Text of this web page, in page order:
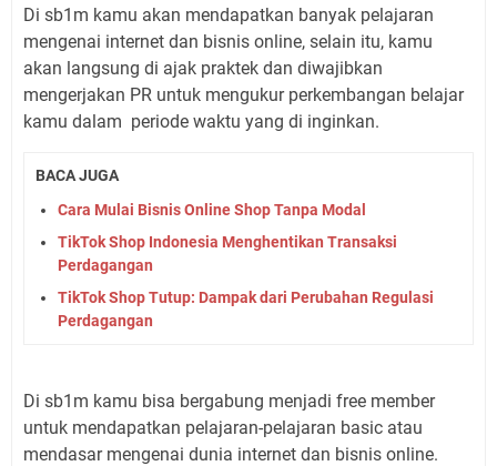
Di sb1m kamu akan mendapatkan banyak pelajaran
mengenai internet dan bisnis online, selain itu, kamu
akan langsung di ajak praktek dan diwajibkan
mengerjakan PR untuk mengukur perkembangan belajar
kamu dalam periode waktu yang di inginkan.
BACA JUGA
Cara Mulai Bisnis Online Shop Tanpa Modal
TikTok Shop Indonesia Menghentikan Transaksi
Perdagangan
TikTok Shop Tutup: Dampak dari Perubahan Regulasi
Perdagangan
Di sb1m kamu bisa bergabung menjadi free member
untuk mendapatkan pelajaran-pelajaran basic atau
mendasar mengenai dunia internet dan bisnis online.